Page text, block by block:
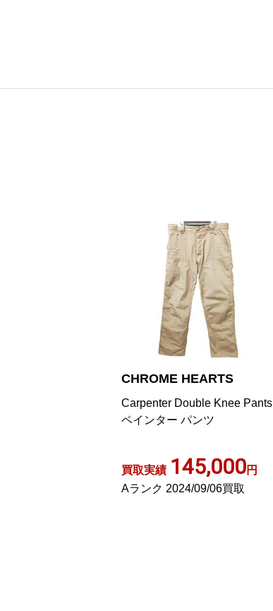
CHROME HEARTS
Carpenter Double Knee Pants
ペインター パンツ
買取実績 145,000円
Aランク 2024/09/06買取